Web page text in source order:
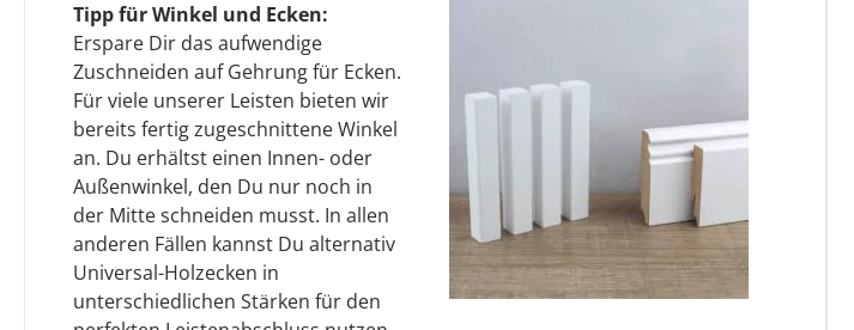
Tipp für Winkel und Ecken:
Erspare Dir das aufwendige
Zuschneiden auf Gehrung für Ecken.
Für viele unserer Leisten bieten wir
bereits fertig zugeschnittene Winkel
an. Du erhältst einen Innen- oder
Außenwinkel, den Du nur noch in
der Mitte schneiden musst. In allen
anderen Fällen kannst Du alternativ
Universal-Holzecken in
unterschiedlichen Stärken für den